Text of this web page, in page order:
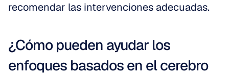
recomendar las intervenciones adecuadas.
¿Cómo pueden ayudar los
enfoques basados en el cerebro